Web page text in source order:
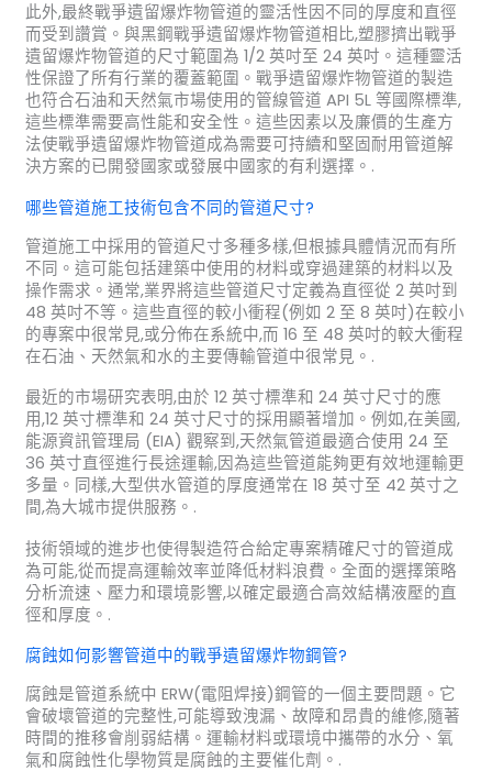
此外,最終戰爭遺留爆炸物管道的靈活性因不同的厚度和直徑
而受到讚賞。與黑鋼戰爭遺留爆炸物管道相比,塑膠擠出戰爭
遺留爆炸物管道的尺寸範圍為 1/2 英吋至 24 英吋。這種靈活
性保證了所有行業的覆蓋範圍。戰爭遺留爆炸物管道的製造
也符合石油和天然氣市場使用的管線管道 API 5L 等國際標準,
這些標準需要高性能和安全性。這些因素以及廉價的生產方
法使戰爭遺留爆炸物管道成為需要可持續和堅固耐用管道解
決方案的已開發國家或發展中國家的有利選擇。.
哪些管道施工技術包含不同的管道尺寸?
管道施工中採用的管道尺寸多種多樣,但根據具體情況而有所
不同。這可能包括建築中使用的材料或穿過建築的材料以及
操作需求。通常,業界將這些管道尺寸定義為直徑從 2 英吋到
48 英吋不等。這些直徑的較小衝程(例如 2 至 8 英吋)在較小
的專案中很常見,或分佈在系統中,而 16 至 48 英吋的較大衝程
在石油、天然氣和水的主要傳輸管道中很常見。.
最近的市場研究表明,由於 12 英寸標準和 24 英寸尺寸的應
用,12 英寸標準和 24 英寸尺寸的採用顯著增加。例如,在美國,
能源資訊管理局 (EIA) 觀察到,天然氣管道最適合使用 24 至
36 英寸直徑進行長途運輸,因為這些管道能夠更有效地運輸更
多量。同樣,大型供水管道的厚度通常在 18 英寸至 42 英寸之
間,為大城市提供服務。.
技術領域的進步也使得製造符合給定專案精確尺寸的管道成
為可能,從而提高運輸效率並降低材料浪費。全面的選擇策略
分析流速、壓力和環境影響,以確定最適合高效結構液壓的直
徑和厚度。.
腐蝕如何影響管道中的戰爭遺留爆炸物鋼管?
腐蝕是管道系統中 ERW(電阻焊接)鋼管的一個主要問題。它
會破壞管道的完整性,可能導致洩漏、故障和昂貴的維修,隨著
時間的推移會削弱結構。運輸材料或環境中攜帶的水分、氧
氣和腐蝕性化學物質是腐蝕的主要催化劑。.